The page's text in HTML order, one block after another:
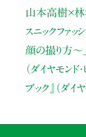
山本高樹×林
スニックファ
顔の撮り方〜」
（ダイヤモンド
ブック』（ダイ